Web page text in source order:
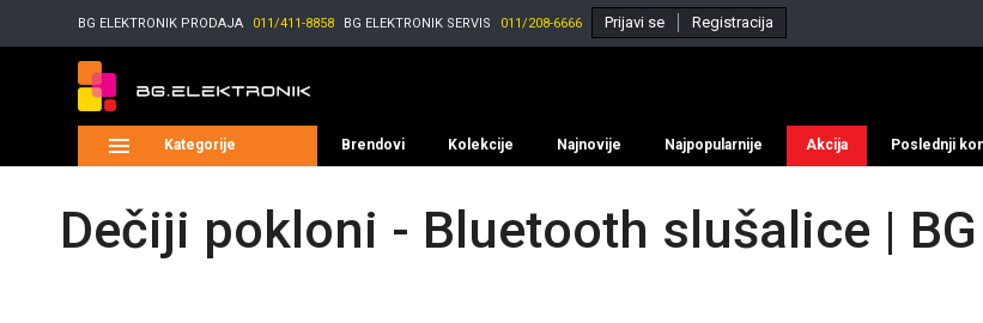
BG ELEKTRONIK PRODAJA 011/411-8858 BG ELEKTRONIK SERVIS 011/208-6666 Prijavi se Registracija
Kategorije Brendovi Kolekcije Najnovije Najpopularnije Akcija Poslednji
Dečiji pokloni - Bluetooth slušalice |